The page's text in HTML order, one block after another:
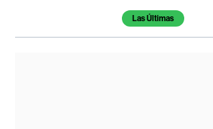
Las Últimas